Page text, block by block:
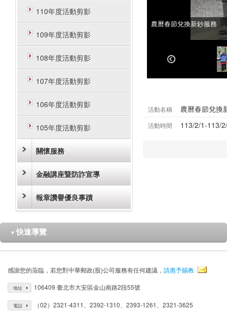
110年度活動剪影
109年度活動剪影
108年度活動剪影
107年度活動剪影
106年度活動剪影
105年度活動剪影
關懷服務
金融講座暨防詐宣導
報章讚譽優良事蹟
農曆春節兌換新鈔服務
農曆春節兌換新鈔服務
活動名稱 農曆春節兌換
活動時間 113/2/1-113/
▼ 快速導覽
感謝您的蒞臨，若您對中華郵政(股)公司服務有任何建議， 請惠予賜教
地址 106409 臺北市大安區金山南路2段55號
電話 （02）2321-4311、2392-1310、2393-1261、2321-3625